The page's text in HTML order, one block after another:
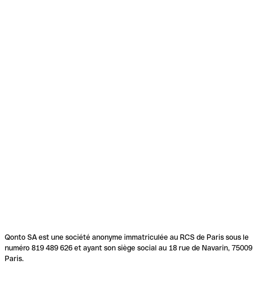
Qonto SA est une société anonyme immatriculée au RCS de Paris sous le
numéro 819 489 626 et ayant son siège social au 18 rue de Navarin, 75009
Paris.